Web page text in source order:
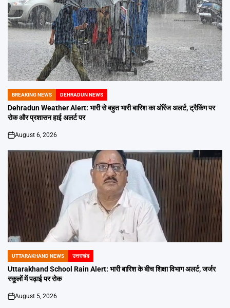
POSTED
IN
BREAKING NEWS DEHRADUN NEWS
Dehradun Weather Alert: भारी से बहुत भारी बारिश का ऑरेंज अलर्ट, ट्रैकिंग पर
रोक और प्रशासन हाई अलर्ट पर
on
August 6, 2026
POSTED
IN
UTTARAKHAND NEWS उत्तराखंड
Uttarakhand School Rain Alert: भारी बारिश के बीच शिक्षा विभाग अलर्ट, जर्जर
स्कूलों में पढ़ाई पर रोक
on
August 5, 2026